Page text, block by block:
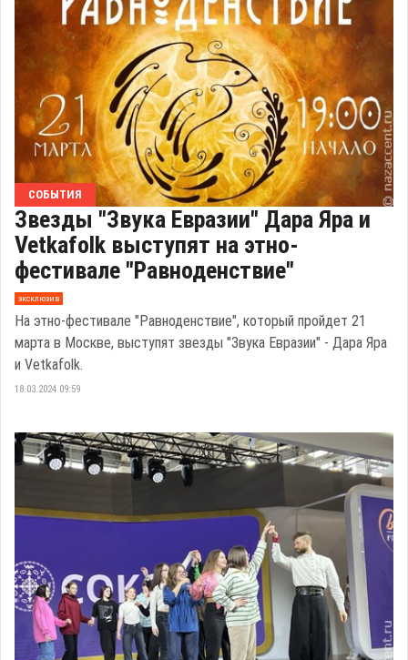
СОБЫТИЯ
Звезды "Звука Евразии" Дара Яра и
Vetkafolk выступят на этно-
фестивале "Равноденствие"
эксклюзив
На этно-фестивале "Равноденствие", который пройдет 21
марта в Москве, выступят звезды "Звука Евразии" - Дара Яра
и Vetkafolk.
18.03.2024 09:59